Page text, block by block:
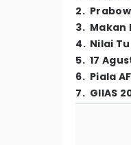
2.
3. Makan
4. Nilai
5. 17
6. Piala
7. GIIAS